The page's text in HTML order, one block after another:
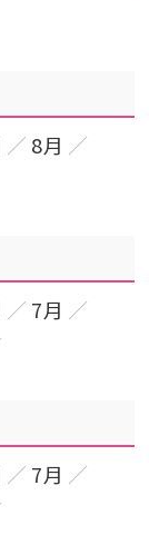
8月
7月
7月